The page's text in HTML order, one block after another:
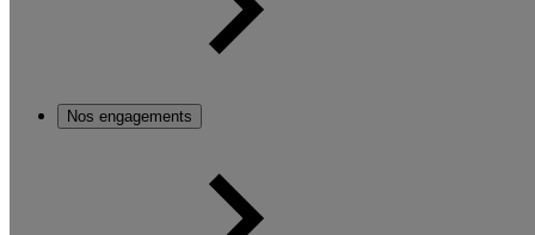
Nos engagements